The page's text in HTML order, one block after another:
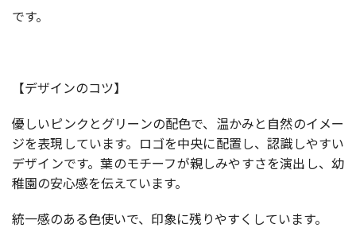
です。
【デザインのコツ】
優しいピンクとグリーンの配色で、温かみと自然のイメー
ジを表現しています。ロゴを中央に配置し、認識しやすい
デザインです。葉のモチーフが親しみやすさを演出し、幼
稚園の安心感を伝えています。
統一感のある色使いで、印象に残りやすくしています。